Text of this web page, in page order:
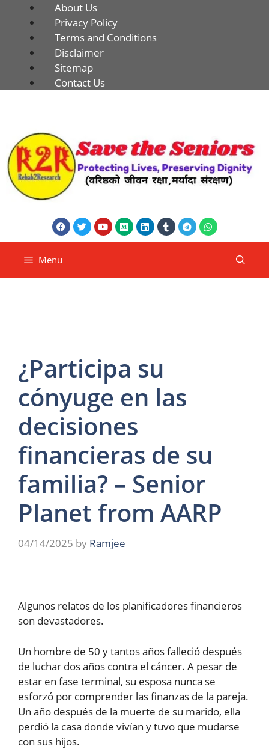
About Us
Privacy Policy
Terms and Conditions
Disclaimer
Sitemap
Contact Us
Menu
¿Participa su
cónyuge en las
decisiones
financieras de su
familia? – Senior
Planet from AARP
04/14/2025 by Ramjee
Algunos relatos de los planificadores financieros
son devastadores.
Un hombre de 50 y tantos años falleció después
de luchar dos años contra el cáncer. A pesar de
estar en fase terminal, su esposa nunca se
esforzó por comprender las finanzas de la pareja.
Un año después de la muerte de su marido, ella
perdió la casa donde vivían y tuvo que mudarse
con sus hijos.